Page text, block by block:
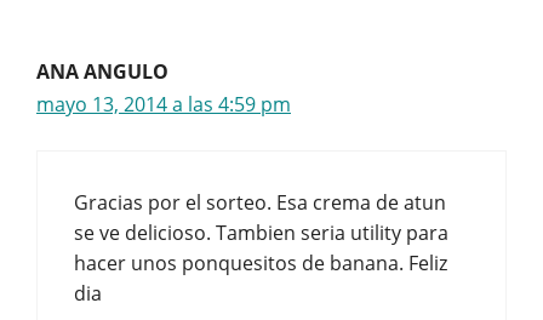
ANA ANGULO
mayo 13, 2014 a las 4:59 pm
Gracias por el sorteo. Esa crema de atun
se ve delicioso. Tambien seria utility para
hacer unos ponquesitos de banana. Feliz
dia